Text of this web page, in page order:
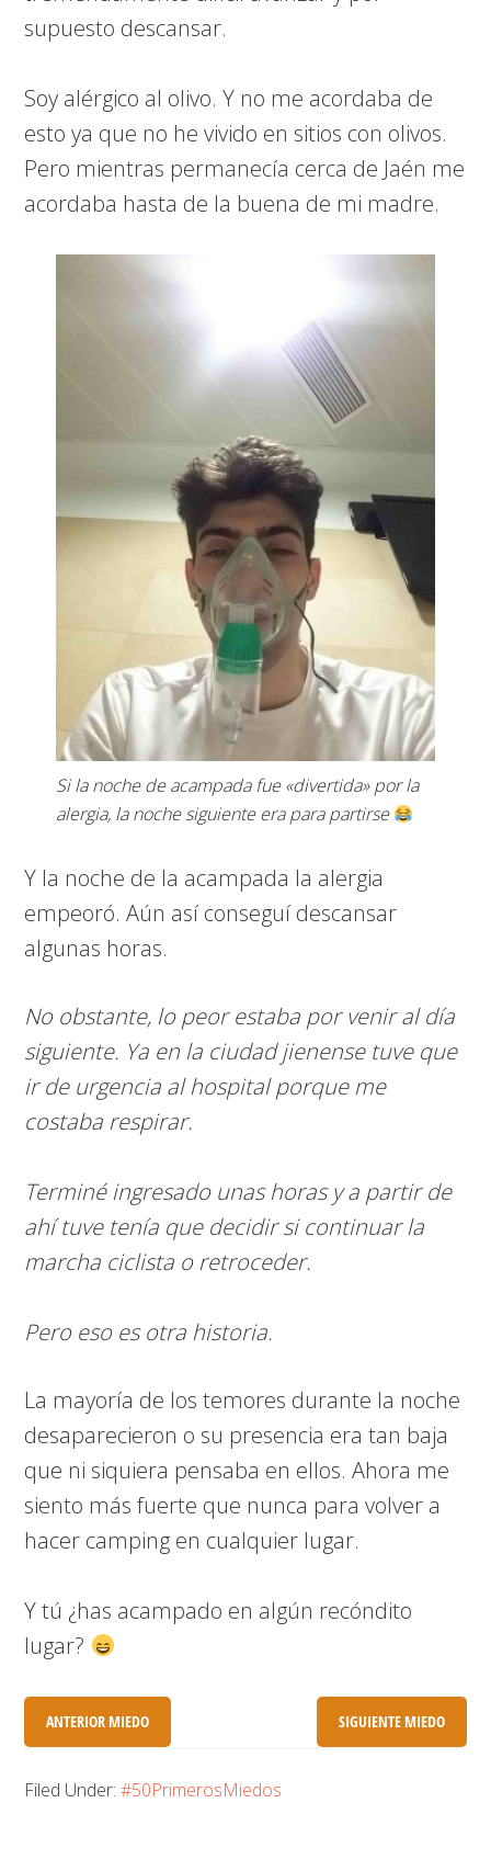
supuesto descansar.
Soy alérgico al olivo. Y no me acordaba de
esto ya que no he vivido en sitios con olivos.
Pero mientras permanecía cerca de Jaén me
acordaba hasta de la buena de mi madre.
Si la noche de acampada fue «divertida» por la
alergia, la noche siguiente era para partirse
Y la noche de la acampada la alergia
empeoró. Aún así conseguí descansar
algunas horas.
No obstante, lo peor estaba por venir al día
siguiente. Ya en la ciudad jienense tuve que
ir de urgencia al hospital porque me
costaba respirar.
Terminé ingresado unas horas y a partir de
ahí tuve tenía que decidir si continuar la
marcha ciclista o retroceder.
Pero eso es otra historia.
La mayoría de los temores durante la noche
desaparecieron o su presencia era tan baja
que ni siquiera pensaba en ellos. Ahora me
siento más fuerte que nunca para volver a
hacer camping en cualquier lugar.
Y tú ¿has acampado en algún recóndito
lugar?
SIGUIENTE MIEDO
ANTERIOR MIEDO
Filed Under:#50PrimerosMiedos